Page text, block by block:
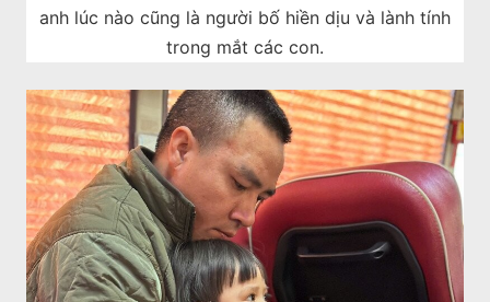
anh lúc nào cũng là người bố hiền dịu và lành tính
trong mắt các con.